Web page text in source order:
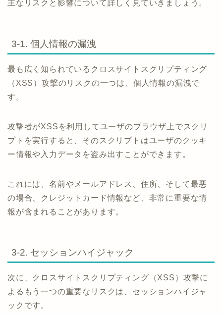
主なリスクと影響について詳しく見ていきましょう。
3-1. 個人情報の漏洩
最も広く知られているクロスサイトスクリプティング
（XSS）攻撃のリスクの一つは、個人情報の漏洩で
す。
攻撃者がXSSを利用してユーザのブラウザ上でスクリ
プトを実行すると、そのスクリプトはユーザのクッキ
ー情報や入力データを盗み出すことができます。
これには、名前やメールアドレス、住所、そして最悪
の場合、クレジットカード情報など、非常に重要な情
報が含まれることがあります。
3-2. セッションハイジャック
次に、クロスサイトスクリプティング（XSS）攻撃に
よるもう一つの重要なリスクは、セッションハイジャ
ックです。